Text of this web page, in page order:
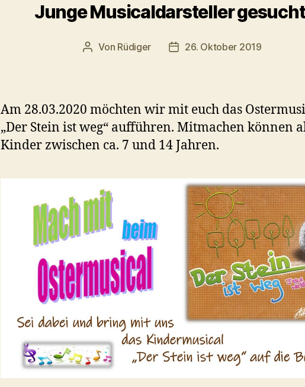
Junge Musicaldarsteller
Beitragsautor
Von Rüdiger Veröffentlichungsdatum
26. Oktober 2019
Am 28.03.2020 möchten wir mit euch das
„Der Stein ist weg“ aufführen. Mitmachen können
Kinder zwischen ca. 7 und 14 Jahren.